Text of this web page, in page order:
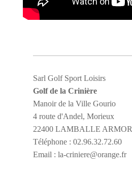
Sarl Golf Sport Loisirs
Golf de la Crinière
Manoir de la Ville Gourio
4 route d'Andel, Morieux
22400 LAMBALLE ARMOR
Téléphone : 02.96.32.72.60
Email : la-criniere@orange.fr